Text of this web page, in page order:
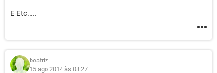
E Etc.....
beatriz
15 ago 2014 às 08:27